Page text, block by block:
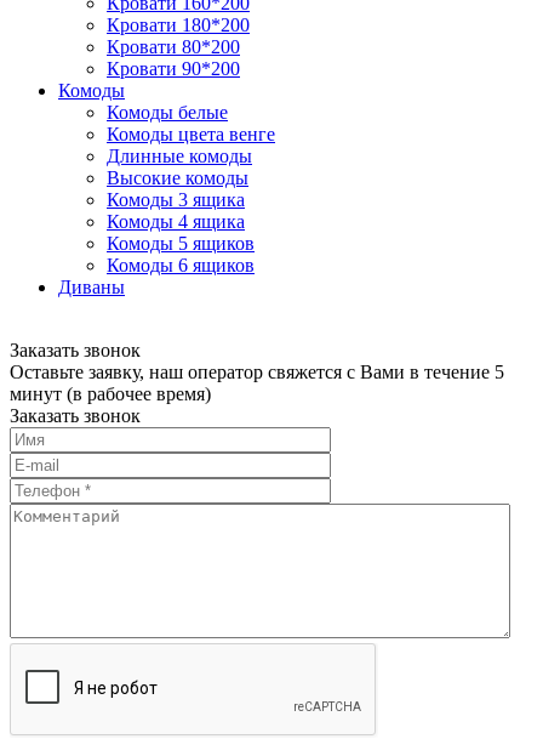
Кровати 180*200
Кровати 80*200
Кровати 90*200
Комоды
Комоды белые
Комоды цвета венге
Длинные комоды
Высокие комоды
Комоды 3 ящика
Комоды 4 ящика
Комоды 5 ящиков
Комоды 6 ящиков
Диваны
Заказать звонок
Оставьте заявку, наш оператор свяжется с Вами в течение 5
минут (в рабочее время)
Заказать звонок